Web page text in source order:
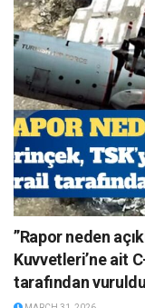
”Rapor neden
Kuvvetleri’ne ait
tarafından